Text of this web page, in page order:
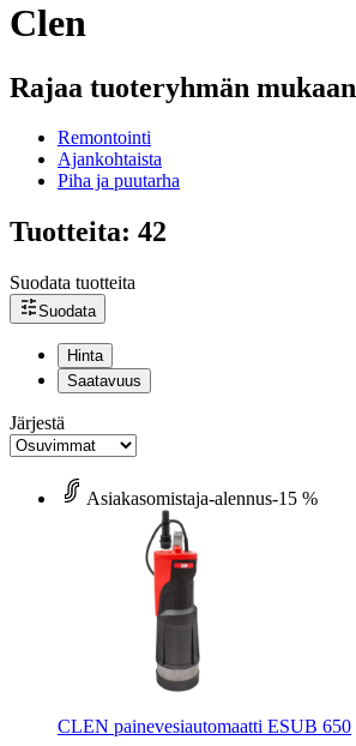
Clen
Rajaa tuoteryhmän mukaan
Remontointi
Ajankohtaista
Piha ja puutarha
Tuotteita: 42
Suodata tuotteita
Suodata
Hinta
Saatavuus
Järjestä
Asiakasomistaja-alennus-15 %
CLEN painevesiautomaatti ESUB 650